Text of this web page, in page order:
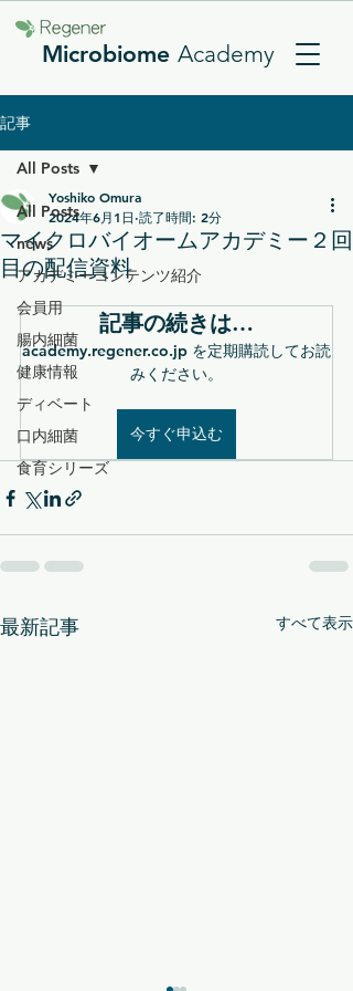
Microbiome Academy
記事
All Posts
news
アカデミーコンテンツ紹介
会員用
腸内細菌
健康情報
ディベート
口内細菌
食育シリーズ
All Posts
マイクロバイオームアカデミー２回
目の配信資料
Yoshiko Omura
2024年6月1日 読了時間: 2分
記事の続きは…
academy.regener.co.jp を定期購読してお読
みください。
今すぐ申込む
最新記事 すべて表示